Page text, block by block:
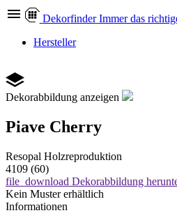
Dekorfinder Immer das
Hersteller
Dekorabbildung anzeigen
Piave Cherry
Resopal Holzreproduktion
4109 (60)
file_download Dekorabbildung
Kein Muster erhältlich
Informationen